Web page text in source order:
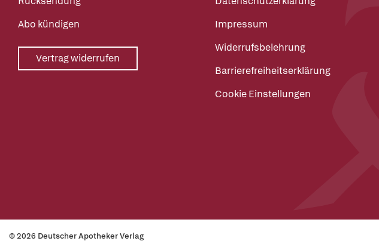
Abo kündigen
Vertrag widerrufen
Impressum
Widerrufsbelehrung
Barrierefreiheitserklärung
Cookie Einstellungen
© 2026 Deutscher Apotheker Verlag